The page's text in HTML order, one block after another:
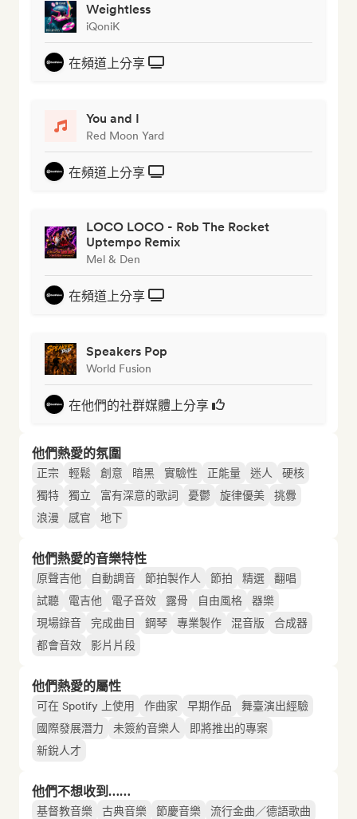
Weightless
iQoniK
在頻道上分享
You and I
Red Moon Yard
在頻道上分享
LOCO LOCO - Rob The Rocket
Uptempo Remix
Mel & Den
在頻道上分享
Speakers Pop
World Fusion
在他們的社群媒體上分享
他們熱愛的氛圍
正宗 輕鬆 創意 暗黑 實驗性 正能量 迷人
硬核
獨特
獨立 富有深意的歌詞 憂鬱 旋律優美
挑釁
浪漫
感官 地下
他們熱愛的音樂特性
原聲吉他 自動調音 節拍製作人 節拍 精選
翻唱
試聽
電吉他 電子音效 露骨 自由風格
器樂
現場錄音
完成曲目 鋼琴 專業製作 混音版
合成器
都會音效
影片片段
他們熱愛的屬性
可在 Spotify 上使用 作曲家 早期作品
舞臺演出經驗
國際發展潛力
未簽約音樂人
即將推出的專案
新銳人才
他們不想收到……
基督教音樂 古典音樂 節慶音樂 流行金曲／德語歌曲